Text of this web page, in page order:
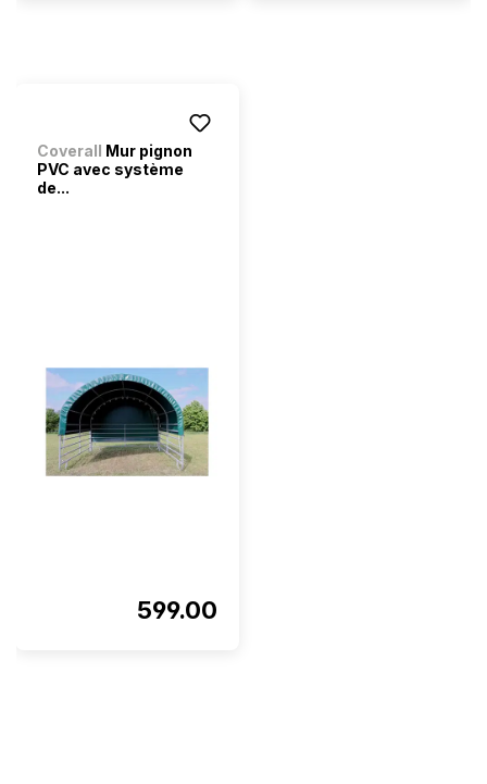
Coverall Mur pignon
PVC avec système
de...
599.00